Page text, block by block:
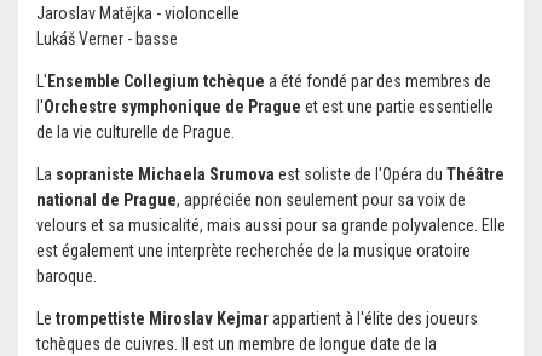
Jaroslav Matějka - violoncelle
Lukáš Verner - basse
L' Ensemble Collegium tchèque a été fondé par des membres de
l'Orchestre symphonique de Prague et est une partie essentielle
de la vie culturelle de Prague.
La sopraniste Michaela Srumova est soliste de l'Opéra du Théâtre
national de Prague, appréciée non seulement pour sa voix de
velours et sa musicalité, mais aussi pour sa grande polyvalence. Elle
est également une interprète recherchée de la musique oratoire
baroque.
Le trompettiste Miroslav Kejmarappartient à l'élite des joueurs
tchèques de cuivres. Il est un membre de longue date de la